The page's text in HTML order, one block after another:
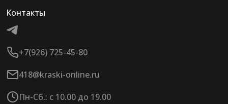
Контакты
+7(926) 725-45-80
418@kraski-online.ru
Пн-Сб.: с 10.00 до 19.00